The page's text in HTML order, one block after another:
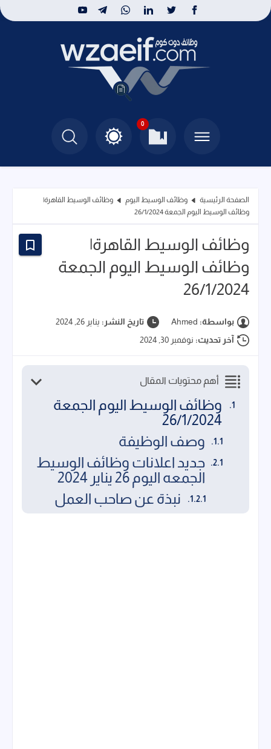
0
الصفحة الرئيسية وظائف الوسيط اليوم
وظائف الوسيط القاهرة|
وظائف الوسيط اليوم الجمعة 26/1/2024
وظائف الوسيط القاهرة|
وظائف الوسيط اليوم الجمعة
26/1/2024
بواسطة: Ahmed تاريخ النشر: يناير 26, 2024
آخر تحديث: نوفمبر 30, 2024
أهم محتويات المقال
وظائف الوسيط اليوم الجمعة
26/1/2024
وصف الوظيفة
جديد اعلانات وظائف الوسيط
الجمعه اليوم 26 يناير 2024
نبذة عن صاحب العمل